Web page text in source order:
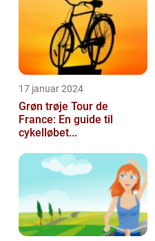
17 januar 2024
Grøn trøje Tour de
France: En guide til
cykelløbet...